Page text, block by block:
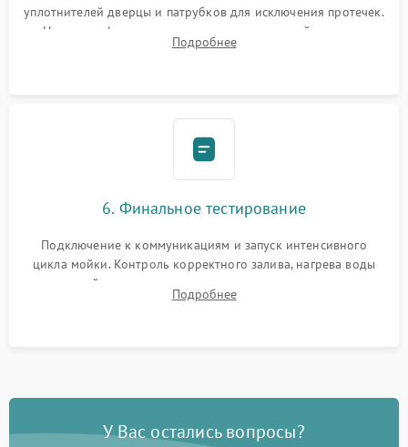
уплотнителей дверцы и патрубков для исключения протечек.
Надежная фиксация хомутов гидравлической системы,
сборка корпуса и установка датчика поплавка.
Подробнее
6. Финальное тестирование
Подключение к коммуникациям и запуск интенсивного
цикла мойки. Контроль корректного залива, нагрева воды
до нужной температуры, отсутствия посторонних шумов,
штатного слива и абсолютной сухости в поддоне.
Подробнее
У Вас остались вопросы?